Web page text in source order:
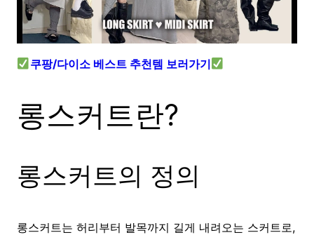
쿠팡/다이소 베스트 추천템 보러가기
롱스커트란?
롱스커트의 정의
롱스커트는 허리부터 발목까지 길게 내려오는 스커트로,